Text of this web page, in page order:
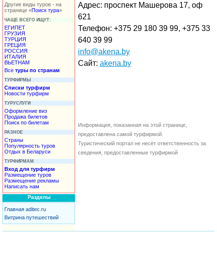
Другие виды туров - на
странице «Поиск тура»
ЧАЩЕ ВСЕГО ИЩУТ:
ЕГИПЕТ
ГРУЗИЯ
ТУРЦИЯ
ГРЕЦИЯ
РОССИЯ
ИТАЛИЯ
ВЬЕТНАМ
Все туры по странам
ТУРФИРМЫ
Списки турфирм
Новости турфирм
ТУРУСЛУГИ
Оформление виз
Продажа билетов
Поиск по билетам
РАЗНОЕ
Страны
Популярность туров
Отдых в Беларуси
ТУРФИРМАМ
Вход для турфирм
Размещение туров
Размещение рекламы
Написать нам
Разделы
Главная aditec.ru
Витрина путешествий
Адрес: проспект Машерова 17, оф
621
Телефон: ‎+375 29 180 39 99, +375 33
640 39 99
info@akena.by
Сайт: akena.by
Информация, показанная на этой странице,
предоставлена самой турфирмой.
Туристический портал не несёт ответственность за
сведения, предоставленные турфирмой